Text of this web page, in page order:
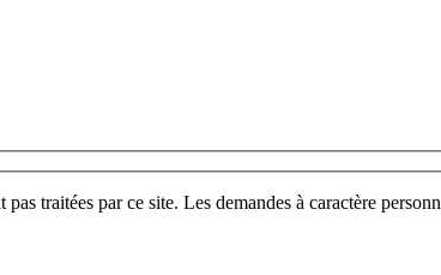
traitées par ce site. Les demandes à caractère